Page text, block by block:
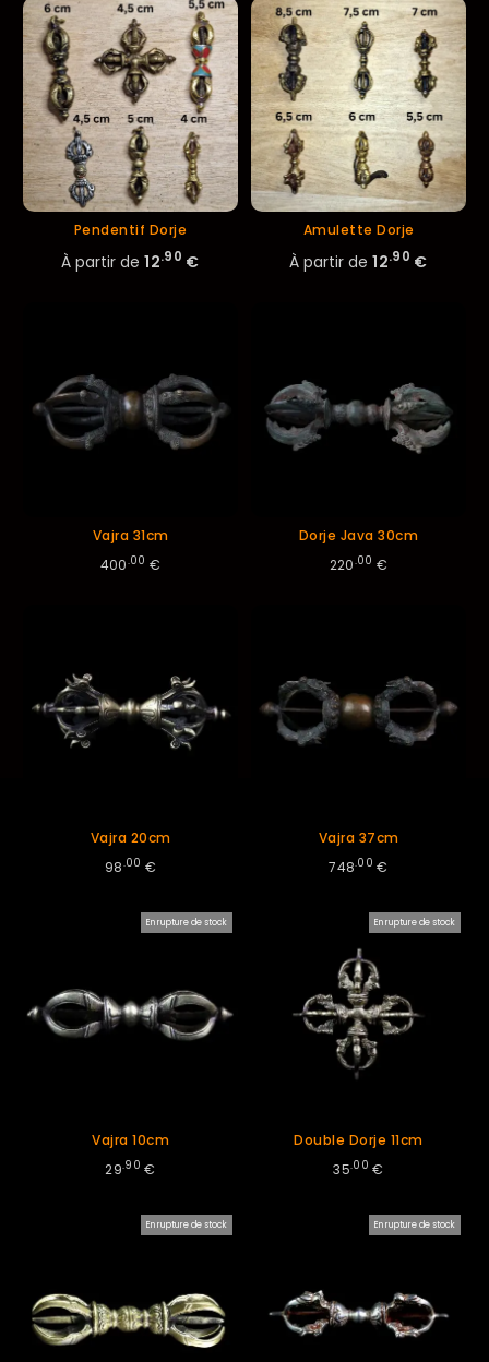
décroissant
Pendentif Dorje
À partir de 12.90 €
Amulette Dorje
À partir de 12.90 €
Vajra 31cm
400.00 €
Dorje Java 30cm
220.00 €
Vajra 20cm
98.00 €
Vajra 37cm
748.00 €
En rupture de stock
Vajra 10cm
29.90 €
En rupture de stock
Double Dorje 11cm
35.00 €
En rupture de stock En rupture de stock